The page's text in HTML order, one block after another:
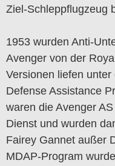
Ziel-Schleppflugzeug
1953 wurden Anti-
Avenger von der
Versionen liefen unter
Defense Assistance
waren die Avenger
Dienst und wurden
Fairey Gannet außer
MDAP-Program